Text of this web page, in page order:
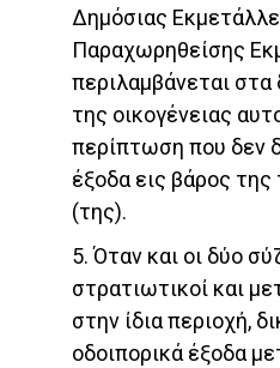
Δημόσιας
Παραχωρηθείσης
περιλαμβάνεται στα
της οικογένειας
περίπτωση που δεν
έξοδα εις βάρος
(της).
5. Όταν και οι δύο
στρατιωτικοί και
στην ίδια περιοχή,
οδοιπορικά έξοδα